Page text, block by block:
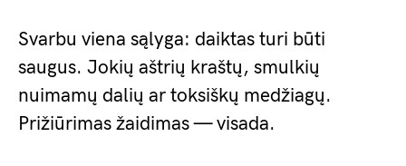
Svarbu viena sąlyga: daiktas turi būti
saugus. Jokių aštrių kraštų, smulkių
nuimamų dalių ar toksiškų medžiagų.
Prižiūrimas žaidimas — visada.